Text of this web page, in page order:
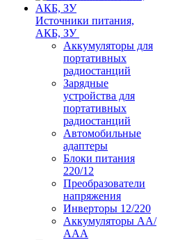
Источники питания,
АКБ, ЗУ
Аккумуляторы для
портативных
радиостанций
Зарядные
устройства для
портативных
радиостанций
Автомобильные
адаптеры
Блоки питания
220/12
Преобразователи
напряжения
Инверторы 12/220
Аккумуляторы АА/
ААА